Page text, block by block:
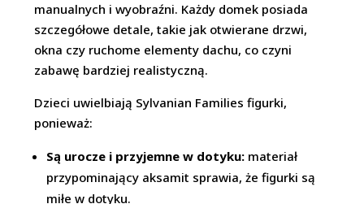
manualnych i wyobraźni. Każdy domek posiada
szczegółowe detale, takie jak otwierane drzwi,
okna czy ruchome elementy dachu, co czyni
zabawę bardziej realistyczną.
Dzieci uwielbiają Sylvanian Families figurki,
ponieważ:
Są urocze i przyjemne w dotyku: materiał
przypominający aksamit sprawia, że figurki są
miłe w dotyku.